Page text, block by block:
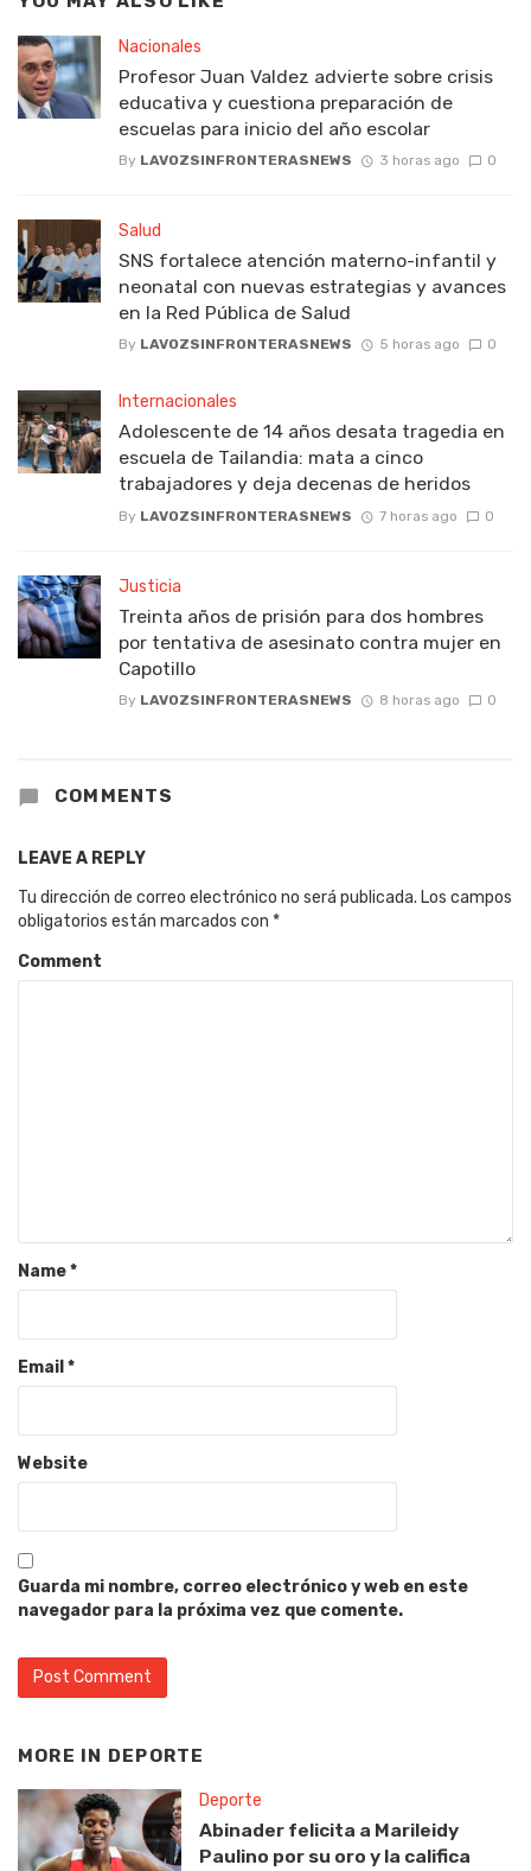
Nacionales
Profesor Juan Valdez advierte sobre crisis
educativa y cuestiona preparación de
escuelas para inicio del año escolar
By LAVOZSINFRONTERASNEWS 3 horas ago 0
Salud
SNS fortalece atención materno-infantil y
neonatal con nuevas estrategias y avances
en la Red Pública de Salud
By LAVOZSINFRONTERASNEWS 5 horas ago 0
Internacionales
Adolescente de 14 años desata tragedia en
escuela de Tailandia: mata a cinco
trabajadores y deja decenas de heridos
By LAVOZSINFRONTERASNEWS 7 horas ago 0
Justicia
Treinta años de prisión para dos hombres
por tentativa de asesinato contra mujer en
Capotillo
By LAVOZSINFRONTERASNEWS 8 horas ago 0
COMMENTS
LEAVE A REPLY
Tu dirección de correo electrónico no será publicada. Los campos
obligatorios están marcados con *
Comment
Name*
Email *
Website
Guarda mi nombre, correo electrónico y web en este
navegador para la próxima vez que comente.
MORE IN DEPORTE
Deporte
Abinader felicita a Marileidy
Paulino por su oro y la califica